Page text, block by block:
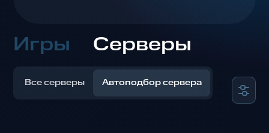
Игры Серверы
Все серверы Автоподбор сервера